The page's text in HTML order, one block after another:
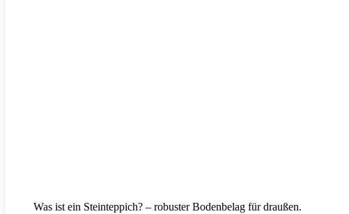
Was ist ein Steinteppich? – robuster Bodenbelag für draußen.